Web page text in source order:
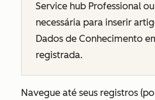
Service hub Professional ou
necessária para inserir
Dados de Conhecimento
registrada.
Navegue até seus registros